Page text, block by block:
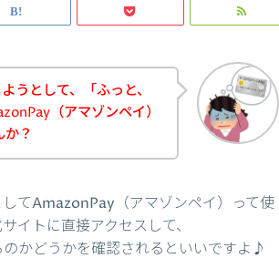
うとして、「ふっと、
（アマゾンペイ）
？
てAmazonPay（アマゾンペイ）って使
イトに直接アクセスして、
かどうかを確認されるといいですよ♪